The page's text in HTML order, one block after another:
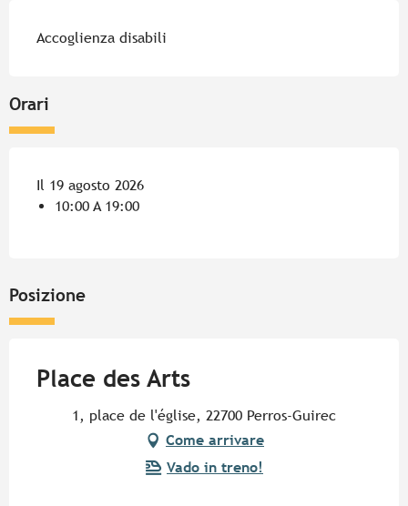
Accoglienza disabili
Orari
Il 19 agosto 2026
10:00 A 19:00
Posizione
Place des Arts
1, place de l'église, 22700 Perros-Guirec
Come arrivare
Vado in treno!